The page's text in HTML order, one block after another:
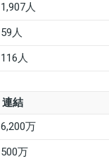
1,907人
59人
116人
連結
6,200万
500万